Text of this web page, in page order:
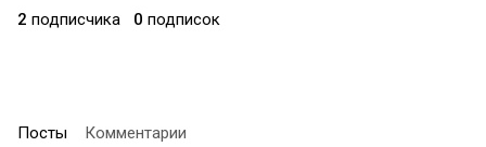
2 подписчика 0 подписок
Посты Комментарии